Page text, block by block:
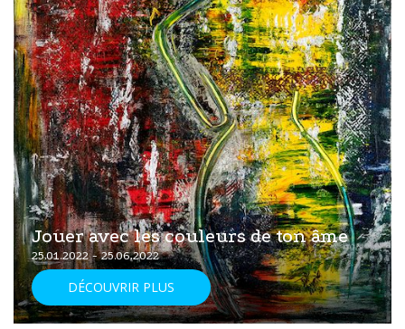
Jouer avec les couleurs de ton âme
25.01.2022 - 25.06.2022
DÉCOUVRIR PLUS